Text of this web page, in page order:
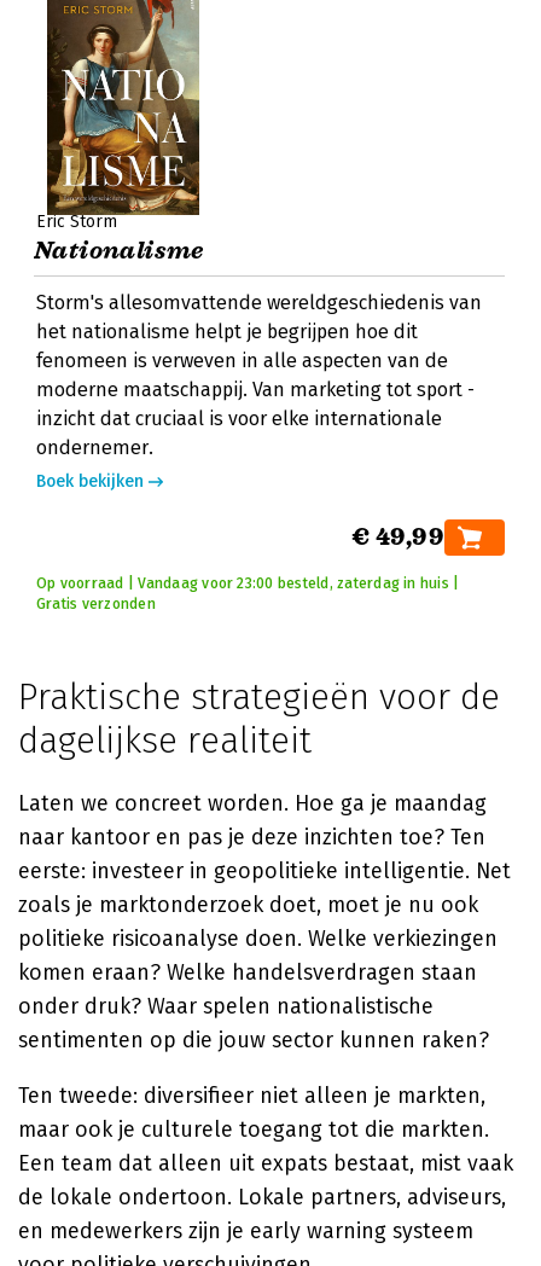
Eric Storm
Nationalisme
Storm's allesomvattende wereldgeschiedenis van
het nationalisme helpt je begrijpen hoe dit
fenomeen is verweven in alle aspecten van de
moderne maatschappij. Van marketing tot sport -
inzicht dat cruciaal is voor elke internationale
ondernemer.
Boek bekijken
€ 49,99
Op voorraad | Vandaag voor 23:00 besteld, zaterdag in huis |
Gratis verzonden
Praktische strategieën voor de
dagelijkse realiteit
Laten we concreet worden. Hoe ga je maandag
naar kantoor en pas je deze inzichten toe? Ten
eerste: investeer in geopolitieke intelligentie. Net
zoals je marktonderzoek doet, moet je nu ook
politieke risicoanalyse doen. Welke verkiezingen
komen eraan? Welke handelsverdragen staan
onder druk? Waar spelen nationalistische
sentimenten op die jouw sector kunnen raken?
Ten tweede: diversifieer niet alleen je markten,
maar ook je culturele toegang tot die markten.
Een team dat alleen uit expats bestaat, mist vaak
de lokale ondertoon. Lokale partners, adviseurs,
en medewerkers zijn je early warning systeem